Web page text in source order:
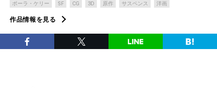
ポーラ・ケリー
SF CG 3D 原作 サスペンス 洋画
作品情報を見る